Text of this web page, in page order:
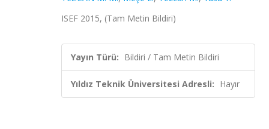
ISEF 2015, (Tam Metin Bildiri)
Yayın Türü: Bildiri / Tam Metin Bildiri
Yıldız Teknik Üniversitesi Adresli: Hayır